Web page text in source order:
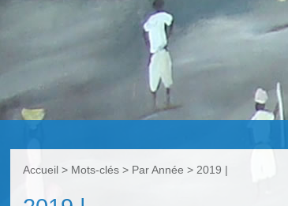
Accueil > Mots-clés > Par Année > 2019 |